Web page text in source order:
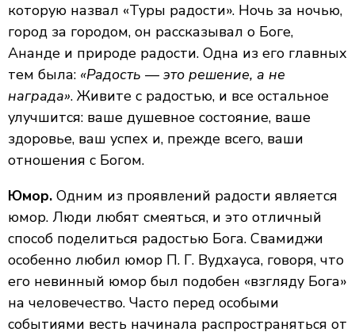
которую назвал «Туры радости». Ночь за ночью,
город за городом, он рассказывал о Боге,
Ананде и природе радости. Одна из его главных
тем была: «Радость — это решение, а не
награда». Живите с радостью, и все остальное
улучшится: ваше душевное состояние, ваше
здоровье, ваш успех и, прежде всего, ваши
отношения с Богом.
Юмор. Одним из проявлений радости является
юмор. Люди любят смеяться, и это отличный
способ поделиться радостью Бога. Свамиджи
особенно любил юмор П. Г. Вудхауса, говоря, что
его невинный юмор был подобен «взгляду Бога»
на человечество. Часто перед особыми
событиями весть начинала распространяться от